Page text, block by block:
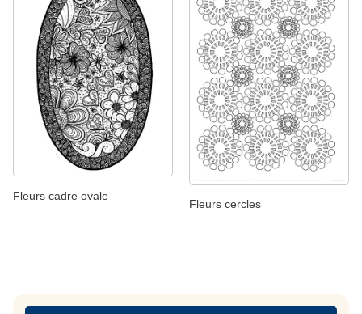
Fleurs cadre ovale
Fleurs cercles